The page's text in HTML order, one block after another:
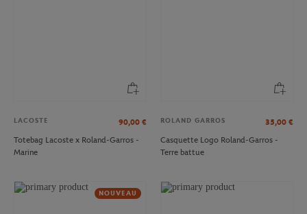
LACOSTE 90,00 €
Totebag Lacoste x Roland-Garros -
Marine
ROLAND GARROS 35,00 €
Casquette Logo Roland-Garros -
Terre battue
NOUVEAU